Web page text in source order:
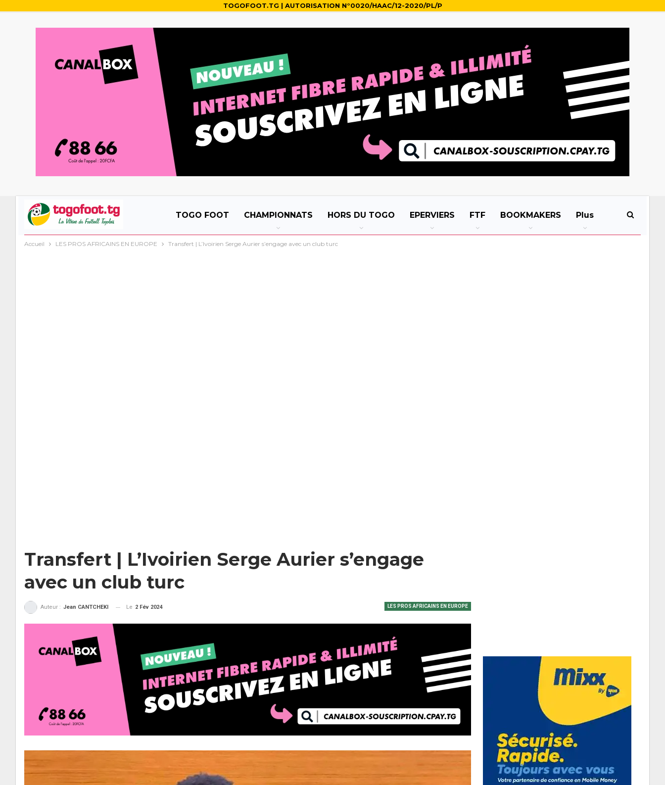
TOGOFOOT.TG | AUTORISATION N°0020/HAAC/12-2020/PL/P
TOGO FOOT CHAMPIONNATS HORS DU TOGO EPERVIERS FTF BOOKMAKERS Plus
Accueil LES PROS AFRICAINS EN EUROPE Transfert | L’Ivoirien Serge Aurier s’engage avec un club turc
Transfert | L’Ivoirien Serge Aurier s’engage
avec un club turc
LES PROS AFRICAINS EN EUROPE
Auteur : Jean CANTCHEKI Le 2 Fév 2024